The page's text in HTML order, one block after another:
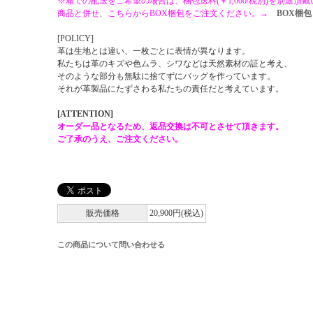
商品と併せ、こちらからBOX梱包をご注文ください。→ BOX梱包
[POLICY]
革は生地とは違い、一枚ごとに表情が異なります。
私たちは革のキズや色ムラ、シワなどは天然素材の証と考え、
そのような部分も無駄に捨てずにバッグを作っています。
それが革製品にたずさわる私たちの責任だと考えています。
[ATTENTION]
オーダー品となるため、返品交換は不可とさせて頂きます。
ご了承のうえ、ご注文ください。
販売価格 20,900円(税込)
この商品について問い合わせる